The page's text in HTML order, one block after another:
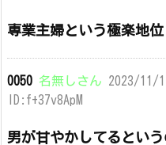
専業主婦という極楽地位
0050 名無しさん 2023/11/
ID:f+37v8ApM
男が甘やかしてるとい